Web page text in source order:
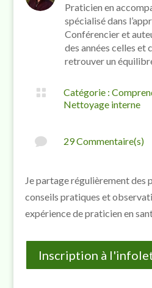
Praticien en
spécialisé dans
Conférencier et
des années celles et
retrouver un
 Catégorie :
Nettoyage interne
 29 Commentaire(s)
Je partage régulièrement des
conseils pratiques et
expérience de praticien en
Inscription à